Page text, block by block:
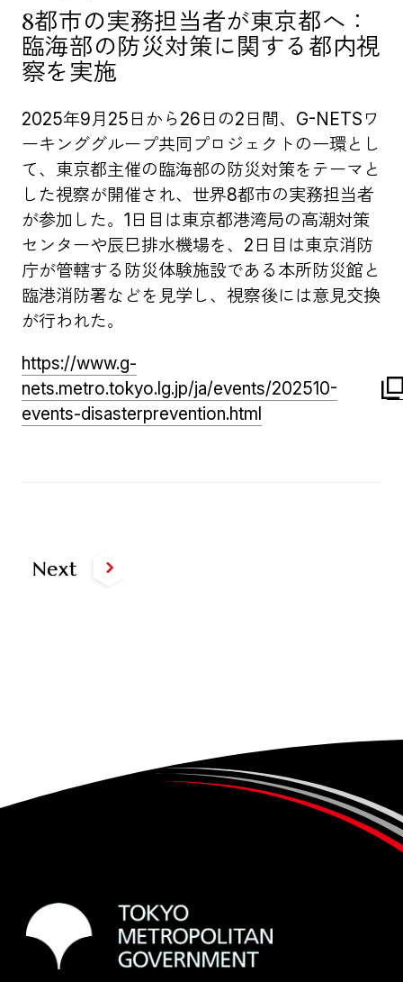
8都市の実務担当者が東京都へ：
臨海部の防災対策に関する都内視
察を実施
2025年9月25日から26日の2日間、G-NETSワ
ーキンググループ共同プロジェクトの一環とし
て、東京都主催の臨海部の防災対策をテーマと
した視察が開催され、世界8都市の実務担当者
が参加した。1日目は東京都港湾局の高潮対策
センターや辰巳排水機場を、2日目は東京消防
庁が管轄する防災体験施設である本所防災館と
臨港消防署などを見学し、視察後には意見交換
が行われた。
https://www.g-
nets.metro.tokyo.lg.jp/ja/events/202510-
events-disasterprevention.html
Next